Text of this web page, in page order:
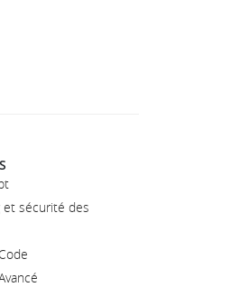
et sécurité des